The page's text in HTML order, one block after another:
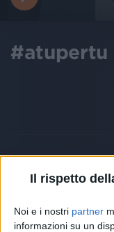
Il rispetto
Noi e i nostri partner
informazioni su un
#atupertu
Altri ospiti